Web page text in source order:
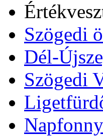
Szögedi
Dél-
Szögedi